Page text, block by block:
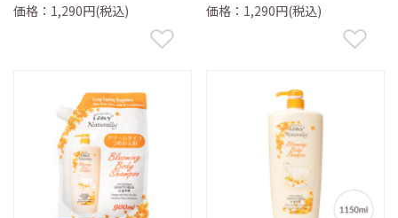
価格：1,290円(税込)
価格：1,290円(税込)